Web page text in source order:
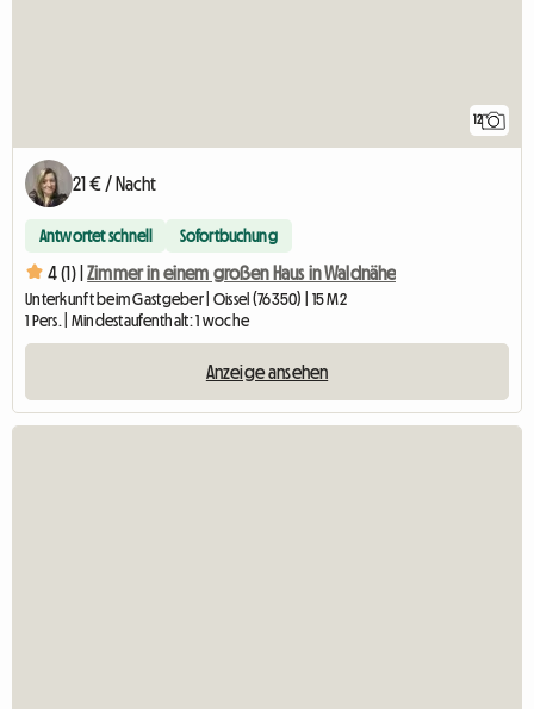
12
21 € / Nacht
Antwortet schnell Sofortbuchung
4 (1) | Zimmer in einem großen Haus in Waldnähe
Unterkunft beim Gastgeber | Oissel (76350) | 15 M2
1 Pers. | Mindestaufenthalt: 1 woche
Anzeige ansehen